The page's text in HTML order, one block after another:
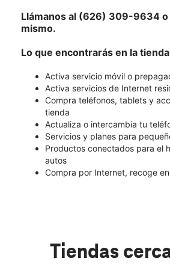
Llámanos al (626) 309-9634
mismo.
Lo que encontrarás en la
Activa servicio móvil o
Activa servicios de Internet
Compra teléfonos, tablets y
tienda
Actualiza o intercambia tu
Servicios y planes para
Productos conectados para el
autos
Compra por Internet, recoge
Tiendas